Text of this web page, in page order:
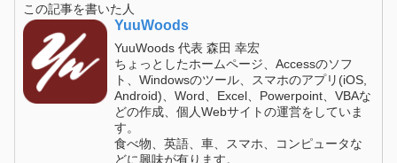
この記事を書いた人
YuuWoods
YuuWoods 代表 森田 幸宏
ちょっとしたホームページ、Accessのソフ
ト、Windowsのツール、スマホのアプリ(iOS,
Android)、Word、Excel、Powerpoint、VBAな
どの作成、個人Webサイトの運営をしていま
す。
食べ物、英語、車、スマホ、コンピュータな
どに興味が有ります。